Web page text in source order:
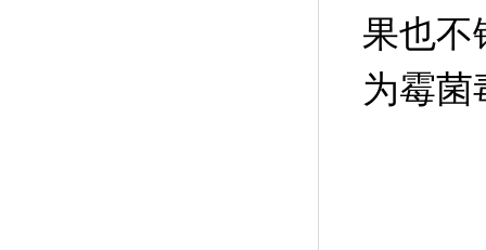
果也不
为霉菌